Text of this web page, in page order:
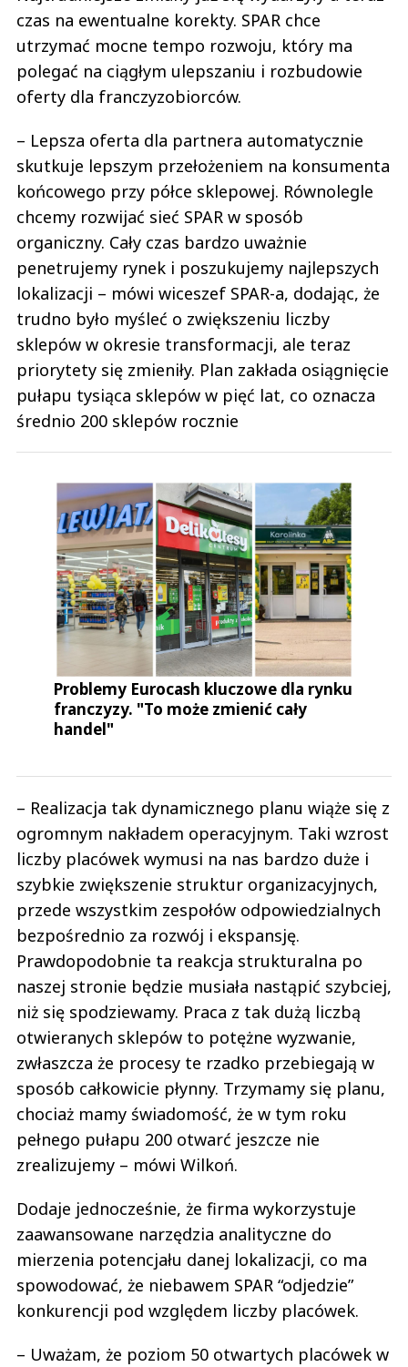
czas na ewentualne korekty. SPAR chce
utrzymać mocne tempo rozwoju, który ma
polegać na ciągłym ulepszaniu i rozbudowie
oferty dla franczyzobiorców.
– Lepsza oferta dla partnera automatycznie
skutkuje lepszym przełożeniem na konsumenta
końcowego przy półce sklepowej. Równolegle
chcemy rozwijać sieć SPAR w sposób
organiczny. Cały czas bardzo uważnie
penetrujemy rynek i poszukujemy najlepszych
lokalizacji – mówi wiceszef SPAR-a, dodając, że
trudno było myśleć o zwiększeniu liczby
sklepów w okresie transformacji, ale teraz
priorytety się zmieniły. Plan zakłada osiągnięcie
pułapu tysiąca sklepów w pięć lat, co oznacza
średnio 200 sklepów rocznie
Problemy Eurocash kluczowe dla rynku
franczyzy. "To może zmienić cały
handel"
– Realizacja tak dynamicznego planu wiąże się z
ogromnym nakładem operacyjnym. Taki wzrost
liczby placówek wymusi na nas bardzo duże i
szybkie zwiększenie struktur organizacyjnych,
przede wszystkim zespołów odpowiedzialnych
bezpośrednio za rozwój i ekspansję.
Prawdopodobnie ta reakcja strukturalna po
naszej stronie będzie musiała nastąpić szybciej,
niż się spodziewamy. Praca z tak dużą liczbą
otwieranych sklepów to potężne wyzwanie,
zwłaszcza że procesy te rzadko przebiegają w
sposób całkowicie płynny. Trzymamy się planu,
chociaż mamy świadomość, że w tym roku
pełnego pułapu 200 otwarć jeszcze nie
zrealizujemy – mówi Wilkoń.
Dodaje jednocześnie, że firma wykorzystuje
zaawansowane narzędzia analityczne do
mierzenia potencjału danej lokalizacji, co ma
spowodować, że niebawem SPAR “odjedzie”
konkurencji pod względem liczby placówek.
– Uważam, że poziom 50 otwartych placówek w